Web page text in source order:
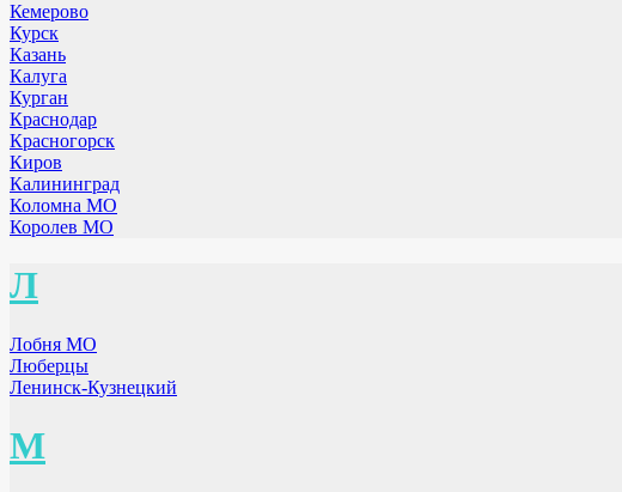
Кемерово
Курск
Казань
Калуга
Курган
Краснодар
Красногорск
Киров
Калининград
Коломна МО
Королев МО
Л
Лобня МО
Люберцы
Ленинск-Кузнецкий
М